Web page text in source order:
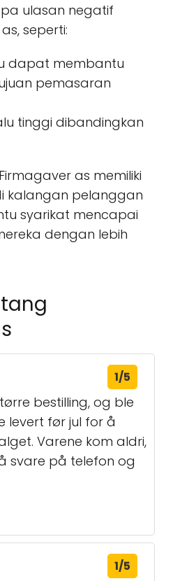
ulasan negatif
seperti:
dapat membantu
pemasaran
tinggi dibandingkan
as memiliki
kalangan pelanggan
syarikat mencapai
dengan lebih
1/5
bestilling, og ble
levert før jul for å
Varene kom aldri,
svare på telefon og
1/5